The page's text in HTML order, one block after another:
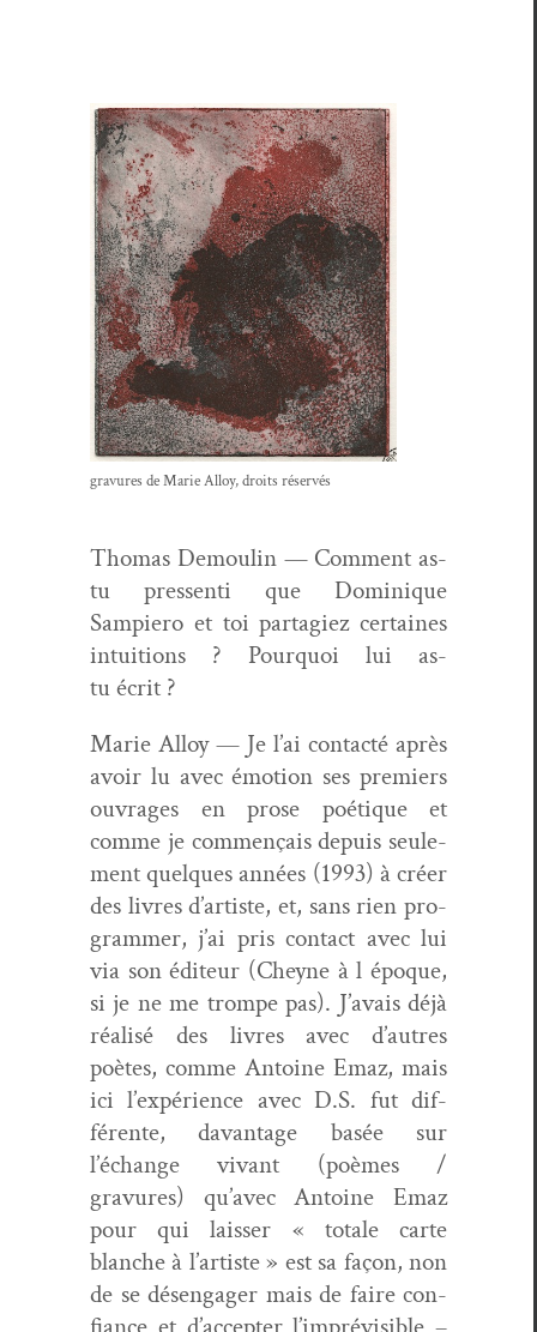
gravures de Marie Alloy, droits réservés
Thomas Demoulin — Com­ment as-
tu pressen­ti que Dominique
Sampiero et toi partagiez cer­taines
intu­itions ? Pourquoi lui as-
tu écrit ?
Marie Alloy — Je l’ai con­tac­té après
avoir lu avec émo­tion ses pre­miers
ouvrages en prose poé­tique et
comme je com­mençais depuis seule­
ment quelques années (1993) à créer
des livres d’artiste, et, sans rien pro­
gram­mer, j’ai pris con­tact avec lui
via son édi­teur (Cheyne à l époque,
si je ne me trompe pas). J’avais déjà
réal­isé des livres avec d’autres
poètes, comme Antoine Emaz, mais
ici l’expérience avec D.S. fut dif­
férente, davan­tage basée sur
l’échange vivant (poèmes /
gravures) qu’avec Antoine Emaz
pour qui laiss­er « totale carte
blanche à l’artiste » est sa façon, non
de se désen­gager mais de faire con­